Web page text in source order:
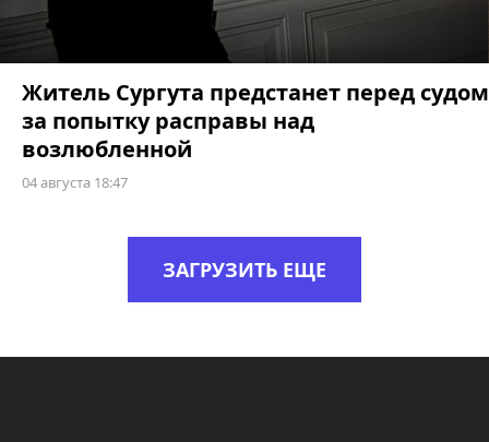
Житель Сургута предстанет перед судом
за попытку расправы над
возлюбленной
04 августа 18:47
ЗАГРУЗИТЬ ЕЩЕ